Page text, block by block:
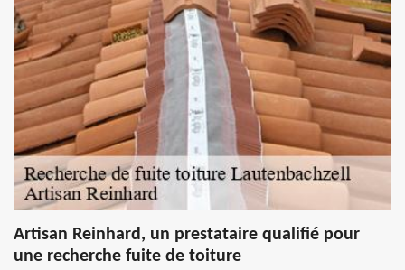
Artisan Reinhard, un prestataire qualifié pour
une recherche fuite de toiture